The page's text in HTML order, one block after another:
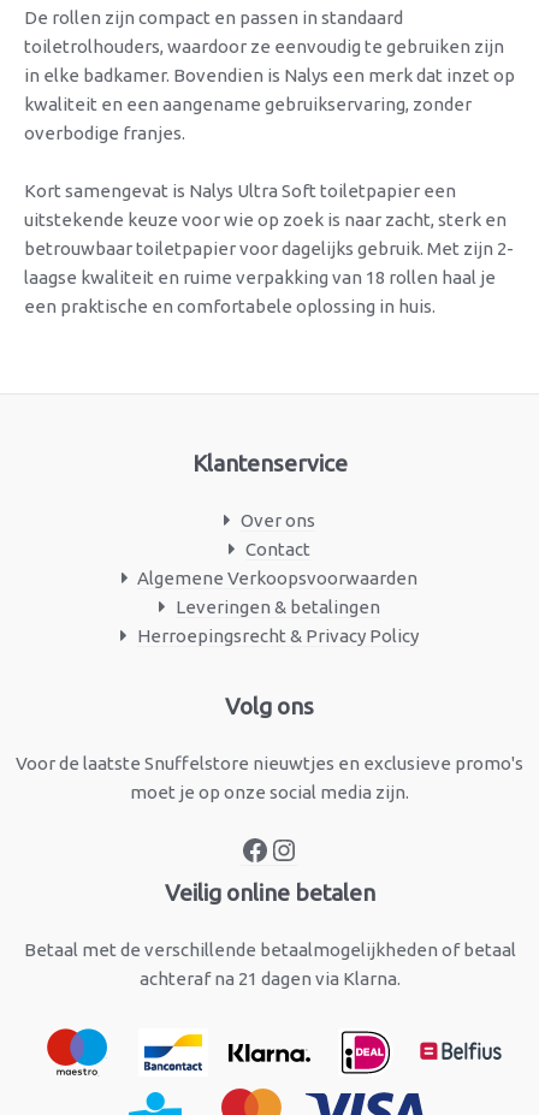
De rollen zijn compact en passen in standaard
toiletrolhouders, waardoor ze eenvoudig te gebruiken zijn
in elke badkamer. Bovendien is Nalys een merk dat inzet op
kwaliteit en een aangename gebruikservaring, zonder
overbodige franjes.
Kort samengevat is Nalys Ultra Soft toiletpapier een
uitstekende keuze voor wie op zoek is naar zacht, sterk en
betrouwbaar toiletpapier voor dagelijks gebruik. Met zijn 2-
laagse kwaliteit en ruime verpakking van 18 rollen haal je
een praktische en comfortabele oplossing in huis.
Klantenservice
Over ons
Contact
Algemene Verkoopsvoorwaarden
Leveringen & betalingen
Herroepingsrecht & Privacy Policy
Volg ons
Voor de laatste Snuffelstore nieuwtjes en exclusieve promo's
moet je op onze social media zijn.
Facebook
Veilig online betalen
Betaal met de verschillende betaalmogelijkheden of betaal
achteraf na 21 dagen via Klarna.